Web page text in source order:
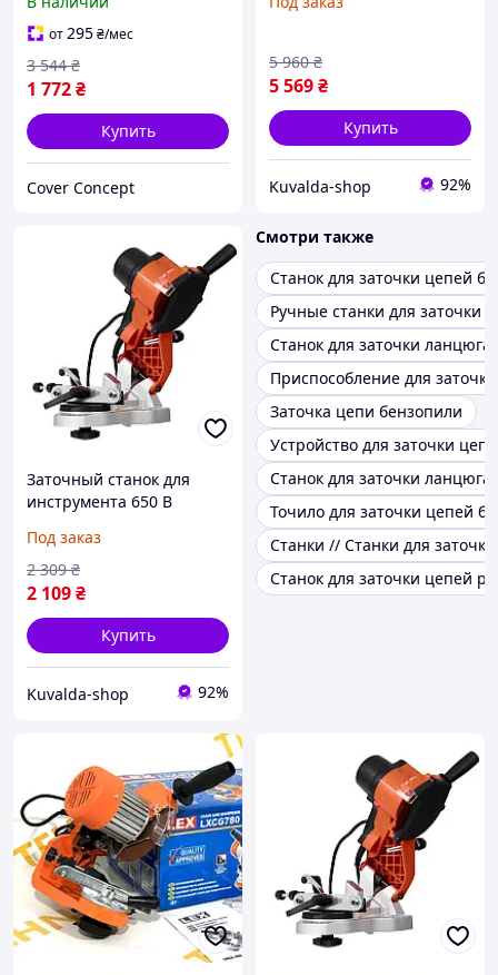
заточки цепей,
Профессиональный
станок для заточки
цепей, FRC
от295₴/мес
1 772₴
3 544 ₴
Купить
Cover Concept
для цепей бензопил
5 569₴
5 960 ₴
Купить
Kuvalda-shop 92%
Заточный станок для
инструмента 650 В
заточный станок для
цепей бензопил
Под заказ
2 109₴
2 309 ₴
Купить
Kuvalda-shop 92%
Смотри также
Станок для заточки цепей
Ручные станки для заточки
Станок для заточки ланцюга
Приспособление для
Заточка цепи бензопили
Устройство для заточки
Станок для заточки
Точило для заточки цепей
Станки // Станки для
Станок для заточки цепей